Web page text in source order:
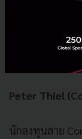
ยักษ์ถูกสร้างขึ้
ไม่เคยเห็นสถ
ฮาร์ดแวร์ถูกส
Peter Thiel
นักลงทุนสาย